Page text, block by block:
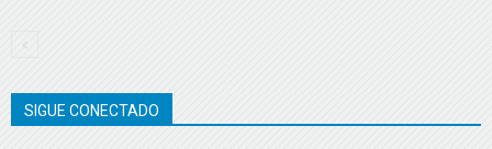
SIGUE CONECTADO